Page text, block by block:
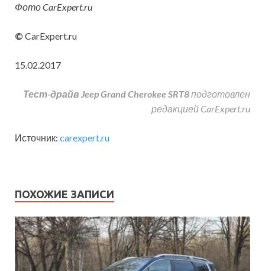
Фото CarExpert.ru
© CarExpert.ru
15.02.2017
Тест-драйв Jeep Grand Cherokee SRT8подготовлен
редакцией CarExpert.ru
Источник: carexpert.ru
ПОХОЖИЕ ЗАПИСИ